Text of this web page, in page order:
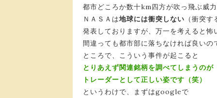
都市どころか数十km四方が吹っ飛ぶ威力
ＮＡＳＡは地球には衝突しない （衝突
発表しておりますが、万一を考えると怖
間違っても都市部に落ちなければ良いの
ところで、こういう事件が起こると
とりあえず関連銘柄を調べてしまうのが
トレーダーとして正しい姿です（笑）
というわけで、まずはgoogleで